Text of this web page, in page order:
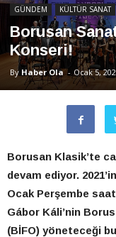
GÜNDEM KÜLTÜR SANAT
Borusan
Konseri!
By Haber Ola - Ocak 5,
Borusan Klasik’te
devam ediyor.
Ocak Perşembe
Gábor Káli’nin
(BİFO) yöneteceği